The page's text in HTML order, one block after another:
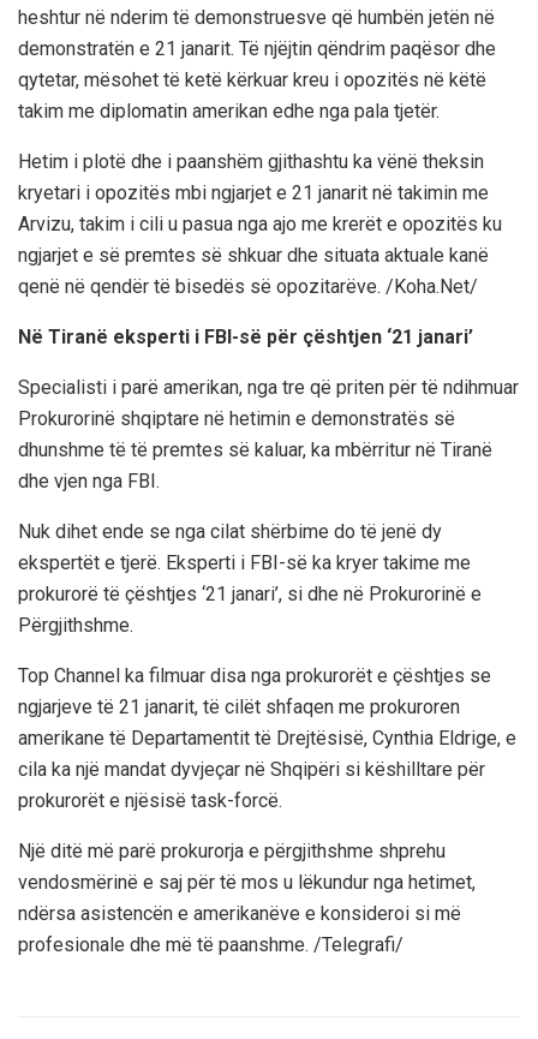
heshtur në nderim të demonstruesve që humbën jetën në
demonstratën e 21 janarit. Të njëjtin qëndrim paqësor dhe
qytetar, mësohet të ketë kërkuar kreu i opozitës në këtë
takim me diplomatin amerikan edhe nga pala tjetër.
Hetim i plotë dhe i paanshëm gjithashtu ka vënë theksin
kryetari i opozitës mbi ngjarjet e 21 janarit në takimin me
Arvizu, takim i cili u pasua nga ajo me krerët e opozitës ku
ngjarjet e së premtes së shkuar dhe situata aktuale kanë
qenë në qendër të bisedës së opozitarëve. /Koha.Net/
Në Tiranë eksperti i FBI-së për çështjen ‘21 janari’
Specialisti i parë amerikan, nga tre që priten për të ndihmuar
Prokurorinë shqiptare në hetimin e demonstratës së
dhunshme të të premtes së kaluar, ka mbërritur në Tiranë
dhe vjen nga FBI.
Nuk dihet ende se nga cilat shërbime do të jenë dy
ekspertët e tjerë. Eksperti i FBI-së ka kryer takime me
prokurorë të çështjes ‘21 janari’, si dhe në Prokurorinë e
Përgjithshme.
Top Channel ka filmuar disa nga prokurorët e çështjes se
ngjarjeve të 21 janarit, të cilët shfaqen me prokuroren
amerikane të Departamentit të Drejtësisë, Cynthia Eldrige, e
cila ka një mandat dyvjeçar në Shqipëri si këshilltare për
prokurorët e njësisë task-forcë.
Një ditë më parë prokurorja e përgjithshme shprehu
vendosmërinë e saj për të mos u lëkundur nga hetimet,
ndërsa asistencën e amerikanëve e konsideroi si më
profesionale dhe më të paanshme. /Telegrafi/